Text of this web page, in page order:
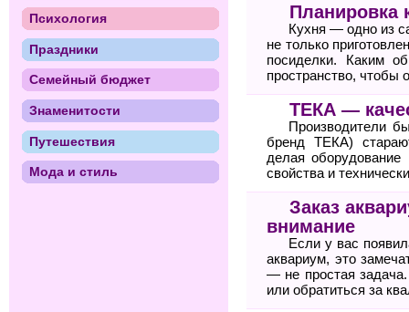
Планировка
Кухня — одно из
не только
посиделки. Каким
пространство,
ТЕКА —
Производители
бренд ТЕКА)
делая оборудование
свойства и
Заказ
внимание
Если у вас
аквариум, это
— не простая
или обратиться за
Психология
Праздники
Семейный бюджет
Знаменитости
Путешествия
Мода и стиль